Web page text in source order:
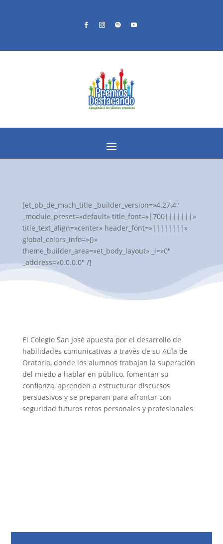
[et_pb_de_mach_title _builder_version=»4.27.4″
_module_preset=»default» title_font=»|700|||||||»
title_text_align=»center» header_font=»||||||||»
global_colors_info=»{}»
theme_builder_area=»et_body_layout» _i=»0″
_address=»0.0.0.0″ /]
El Colegio San José apuesta por el desarrollo de
habilidades comunicativas a través de su Aula de
Oratoria, donde los alumnos trabajan la superación
del miedo a hablar en público, fomentan su
confianza, aprenden a estructurar discursos
persuasivos y se preparan para afrontar con
seguridad futuros retos personales y profesionales.